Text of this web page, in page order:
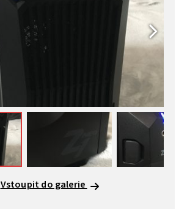
Vstoupit do galerie